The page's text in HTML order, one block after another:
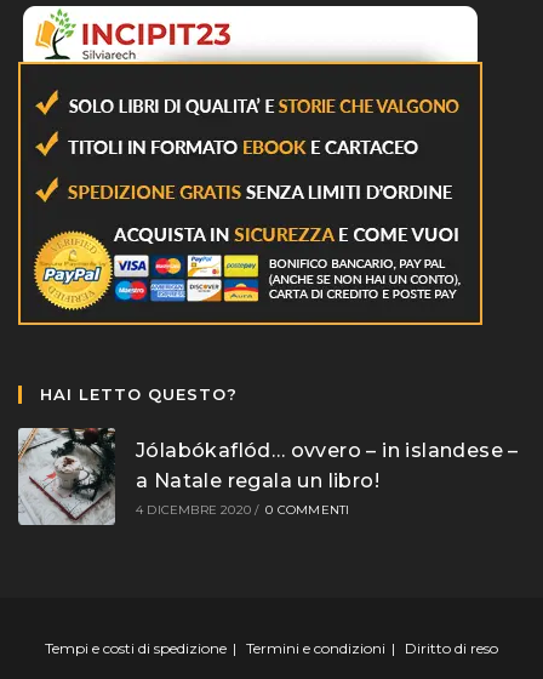
HAI LETTO QUESTO?
Jólabókaflód… ovvero – in islandese –
a Natale regala un libro!
4 DICEMBRE 2020 / 0 COMMENTI
Tempi e costi di spedizione Termini e condizioni Diritto di reso